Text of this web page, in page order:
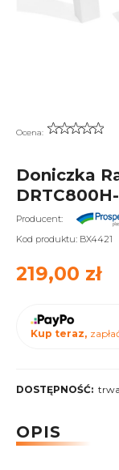
Ocena:
Doniczka
Producent:
Kod produktu: BX4421
219,00 zł
Kup teraz,
DOSTĘPNOŚĆ:
OPIS